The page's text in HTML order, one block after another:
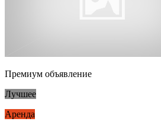
Премиум объявление
Лучшее
Аренда